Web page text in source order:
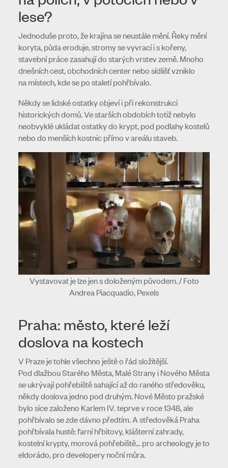
lese?
Jednoduše proto, že krajina se neustále mění. Řeky mění
koryta, půda eroduje, stromy se vyvrací i s kořeny,
stavební práce zasahují do starých vrstev země. Mnoho
dnešních cest, obchodních center nebo sídlišť vzniklo
na místech, kde se po staletí pohřbívalo.
Někdy se lidské ostatky objeví i při rekonstrukci
historických domů. Ve starších obdobích totiž nebylo
neobvyklé ukládat ostatky do krypt, pod podlahy kostelů
nebo do menších kostnic přímo v areálu staveb.
Vystavovat je lze jen s doloženým původem. / Foto
Andrea Piacquadio, Pexels
Praha: město, které leží
doslova na kostech
V Praze je tohle všechno ještě o řád složitější.
Pod dlažbou Starého Města, Malé Strany i Nového Města
se ukrývají pohřebiště sahající až do raného středověku,
někdy doslova jedno pod druhým. Nové Město pražské
bylo sice založeno Karlem IV. teprve v roce 1348, ale
pohřbívalo se zde dávno předtím. A středověká Praha
pohřbívala hustě: farní hřbitovy, klášterní zahrady,
kostelní krypty, morová pohřebiště… pro archeology je to
eldorádo, pro developery noční můra.